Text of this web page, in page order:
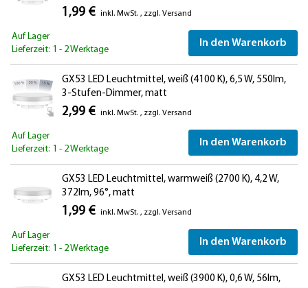
1,99 € inkl. MwSt. , zzgl. Versand
Auf Lager
Lieferzeit: 1 - 2 Werktage
In den Warenkorb
GX53 LED Leuchtmittel, weiß (4100 K), 6,5 W, 550lm,
3-Stufen-Dimmer, matt
2,99 € inkl. MwSt. , zzgl. Versand
Auf Lager
Lieferzeit: 1 - 2 Werktage
In den Warenkorb
GX53 LED Leuchtmittel, warmweiß (2700 K), 4,2 W,
372lm, 96°, matt
1,99 € inkl. MwSt. , zzgl. Versand
Auf Lager
Lieferzeit: 1 - 2 Werktage
In den Warenkorb
GX53 LED Leuchtmittel, weiß (3900 K), 0,6 W, 56lm,